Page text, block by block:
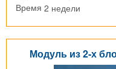
Время 2 недели
Модуль из 2-х